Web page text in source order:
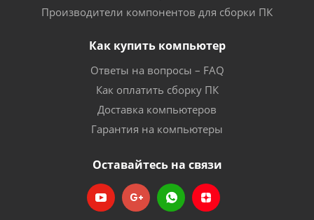
Производители компонентов для сборки ПК
Как купить компьютер
Ответы на вопросы – FAQ
Как оплатить сборку ПК
Доставка компьютеров
Гарантия на компьютеры
Оставайтесь на связи